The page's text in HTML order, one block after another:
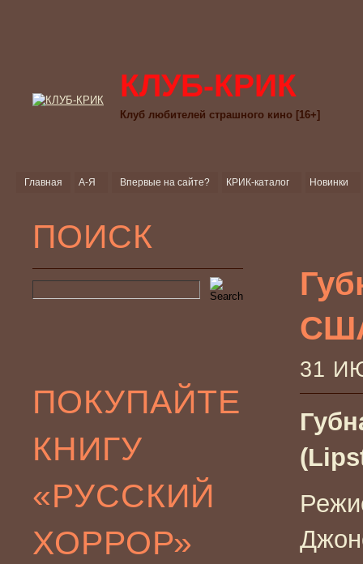
КЛУБ-КРИК
Клуб любителей страшного кино [16+]
Главная А-Я Впервые на сайте? КРИК-каталог Новинки
ПОИСК
ПОКУПАЙТЕ
КНИГУ
«РУССКИЙ
ХОРРОР»
31